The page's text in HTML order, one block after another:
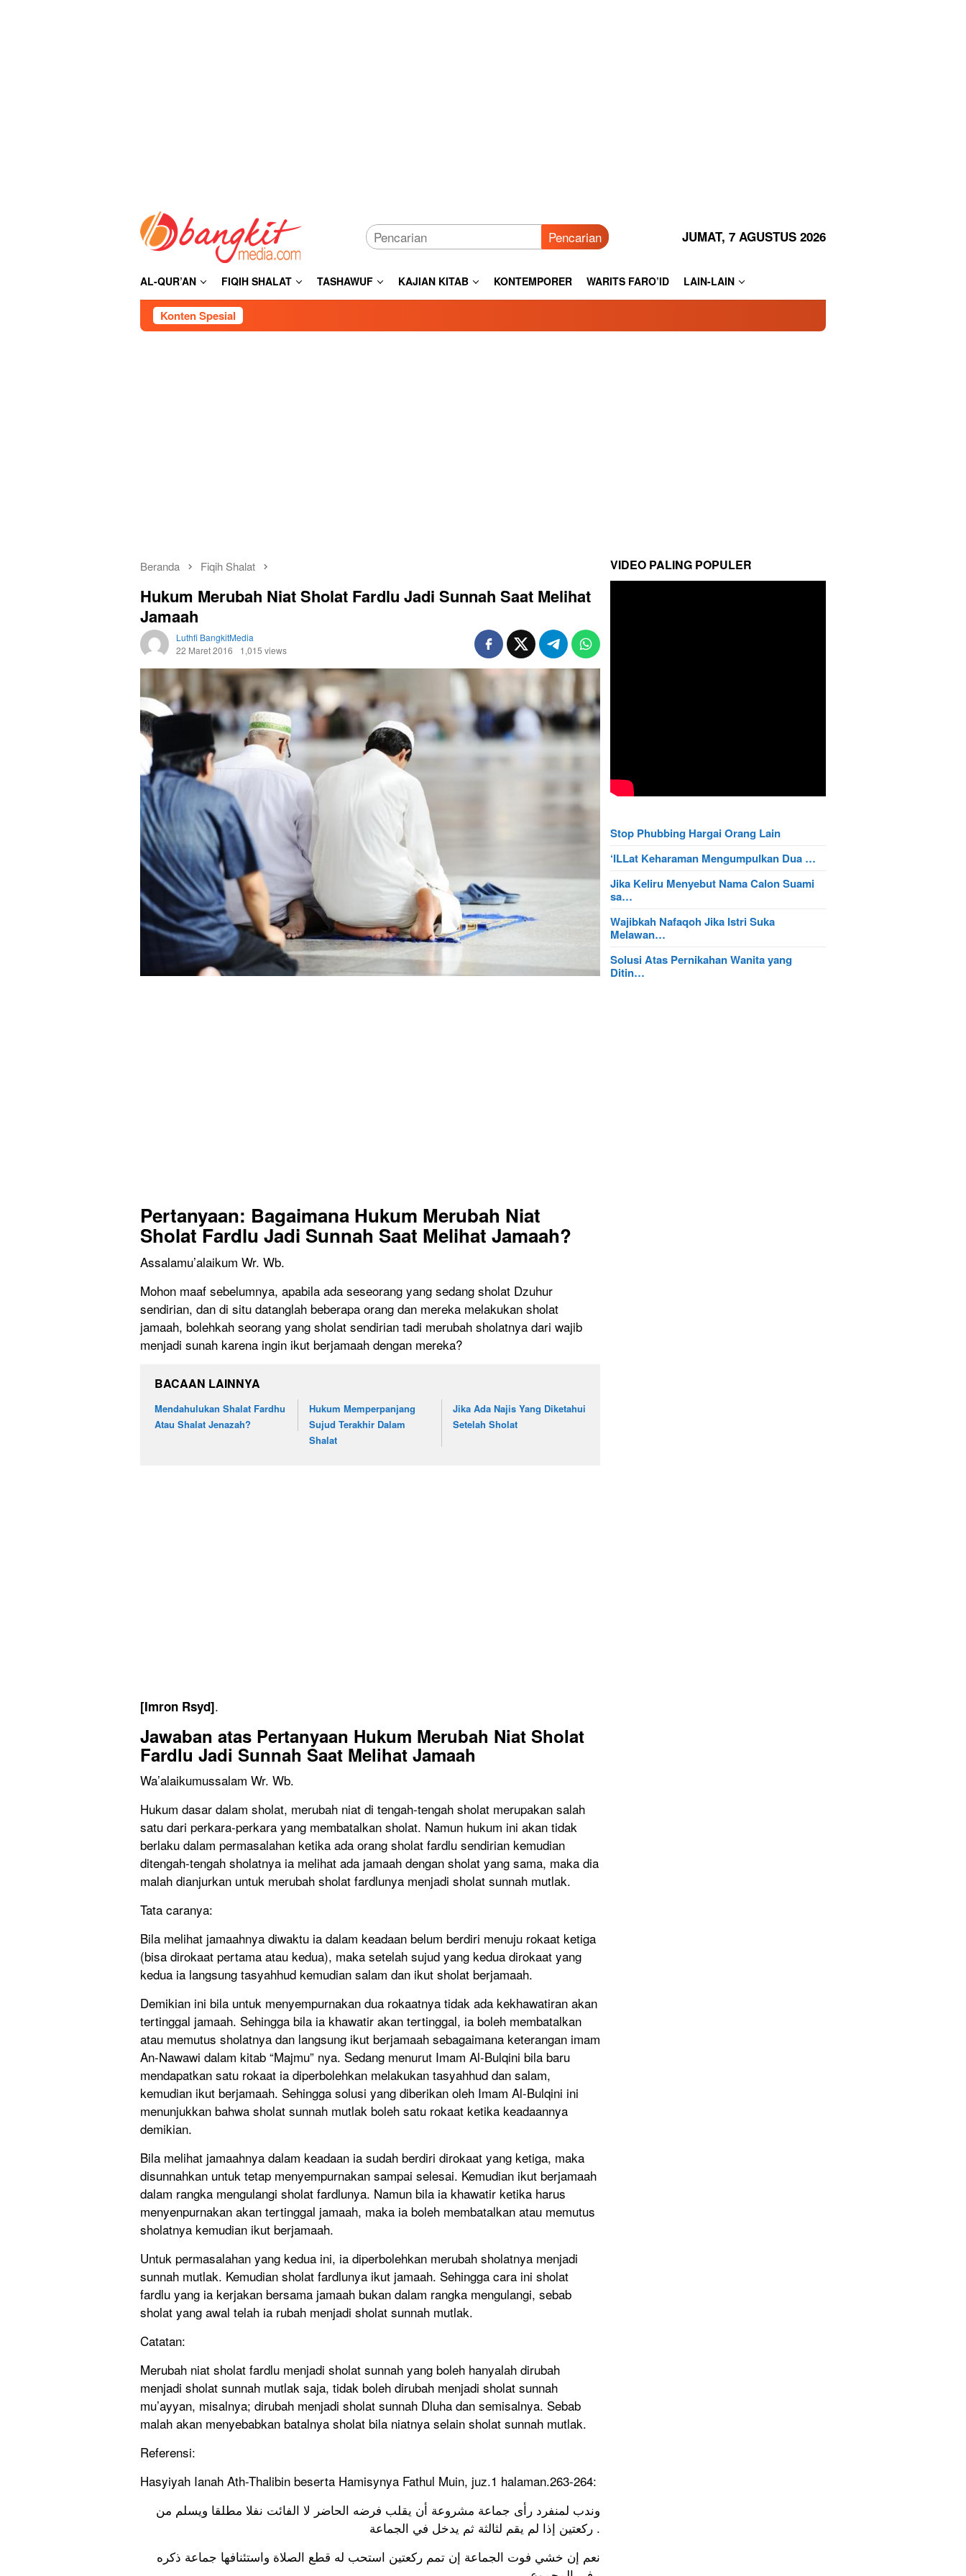
Pencarian JUMAT, 7 AGUSTUS 2026
AL-QUR’AN FIQIH SHALAT TASHAWUF KAJIAN KITAB KONTEMPORER WARITS FARO’ID LAIN-LAIN
Konten Spesial
Beranda Fiqih Shalat
Hukum Merubah Niat Sholat Fardlu Jadi Sunnah Saat Melihat
Jamaah
Luthfi BangkitMedia
22 Maret 2016
1,015 views
Pertanyaan: Bagaimana Hukum Merubah Niat
Sholat Fardlu Jadi Sunnah Saat Melihat Jamaah?
Assalamu’alaikum Wr. Wb.
Mohon maaf sebelumnya, apabila ada seseorang yang sedang sholat Dzuhur
sendirian, dan di situ datanglah beberapa orang dan mereka melakukan sholat
jamaah, bolehkah seorang yang sholat sendirian tadi merubah sholatnya dari wajib
menjadi sunah karena ingin ikut berjamaah dengan mereka?
BACAAN LAINNYA
Mendahulukan Shalat Fardhu
Atau Shalat Jenazah?
Hukum Memperpanjang
Sujud Terakhir Dalam
Shalat
Jika Ada Najis Yang Diketahui
Setelah Sholat
[Imron Rsyd].
Jawaban atas Pertanyaan Hukum Merubah Niat Sholat
Fardlu Jadi Sunnah Saat Melihat Jamaah
Wa’alaikumussalam Wr. Wb.
Hukum dasar dalam sholat, merubah niat di tengah-tengah sholat merupakan salah
satu dari perkara-perkara yang membatalkan sholat. Namun hukum ini akan tidak
berlaku dalam permasalahan ketika ada orang sholat fardlu sendirian kemudian
ditengah-tengah sholatnya ia melihat ada jamaah dengan sholat yang sama, maka dia
malah dianjurkan untuk merubah sholat fardlunya menjadi sholat sunnah mutlak.
Tata caranya:
Bila melihat jamaahnya diwaktu ia dalam keadaan belum berdiri menuju rokaat ketiga
(bisa dirokaat pertama atau kedua), maka setelah sujud yang kedua dirokaat yang
kedua ia langsung tasyahhud kemudian salam dan ikut sholat berjamaah.
Demikian ini bila untuk menyempurnakan dua rokaatnya tidak ada kekhawatiran akan
tertinggal jamaah. Sehingga bila ia khawatir akan tertinggal, ia boleh membatalkan
atau memutus sholatnya dan langsung ikut berjamaah sebagaimana keterangan imam
An-Nawawi dalam kitab “Majmu” nya. Sedang menurut Imam Al-Bulqini bila baru
mendapatkan satu rokaat ia diperbolehkan melakukan tasyahhud dan salam,
kemudian ikut berjamaah. Sehingga solusi yang diberikan oleh Imam Al-Bulqini ini
menunjukkan bahwa sholat sunnah mutlak boleh satu rokaat ketika keadaannya
demikian.
Bila melihat jamaahnya dalam keadaan ia sudah berdiri dirokaat yang ketiga, maka
disunnahkan untuk tetap menyempurnakan sampai selesai. Kemudian ikut berjamaah
dalam rangka mengulangi sholat fardlunya. Namun bila ia khawatir ketika harus
menyenpurnakan akan tertinggal jamaah, maka ia boleh membatalkan atau memutus
sholatnya kemudian ikut berjamaah.
Untuk permasalahan yang kedua ini, ia diperbolehkan merubah sholatnya menjadi
sunnah mutlak. Kemudian sholat fardlunya ikut jamaah. Sehingga cara ini sholat
fardlu yang ia kerjakan bersama jamaah bukan dalam rangka mengulangi, sebab
sholat yang awal telah ia rubah menjadi sholat sunnah mutlak.
Catatan:
Merubah niat sholat fardlu menjadi sholat sunnah yang boleh hanyalah dirubah
menjadi sholat sunnah mutlak saja, tidak boleh dirubah menjadi sholat sunnah
mu’ayyan, misalnya; dirubah menjadi sholat sunnah Dluha dan semisalnya. Sebab
malah akan menyebabkan batalnya sholat bila niatnya selain sholat sunnah mutlak.
Referensi:
Hasyiyah Ianah Ath-Thalibin beserta Hamisynya Fathul Muin, juz.1 halaman.263-264:
ﻭﻧﺪﺏ ﻟﻤﻨﻔﺮﺩ ﺭﺃﻯ ﺟﻤﺎﻋﺔ ﻣﺸﺮﻭﻋﺔ ﺃﻥ ﻳﻘﻠﺐ ﻓﺮﺿﻪ ﺍﻟﺤﺎﺿﺮ ﻻ ﺍﻟﻔﺎﺋﺖ ﻧﻔﻼ ﻣﻄﻠﻘﺎ ﻭﻳﺴﻠﻢ ﻣﻦ
ﺭﻛﻌﺘﻴﻦ ﺇﺫﺍ ﻟﻢ ﻳﻘﻢ ﻟﺜﺎﻟﺜﺔ ﺛﻢ ﻳﺪﺧﻞ ﻓﻲ ﺍﻟﺠﻤﺎﻋﺔ .
ﻧﻌﻢ ﺇﻥ ﺧﺸﻲ ﻓﻮﺕ ﺍﻟﺠﻤﺎﻋﺔ ﺇﻥ ﺗﻤﻢ ﺭﻛﻌﺘﻴﻦ ﺍﺳﺘﺤﺐ ﻟﻪ ﻗﻄﻊ ﺍﻟﺼﻼﺓ ﻭﺍﺳﺘﺌﻨﺎﻓﻬﺎ ﺟﻤﺎﻋﺔ ﺫﻛﺮﻩ
VIDEO PALING POPULER
Stop Phubbing Hargai Orang Lain
‘ILLat Keharaman Mengumpulkan Dua …
Jika Keliru Menyebut Nama Calon Suami
sa…
Wajibkah Nafaqoh Jika Istri Suka
Melawan…
Solusi Atas Pernikahan Wanita yang
Ditin…